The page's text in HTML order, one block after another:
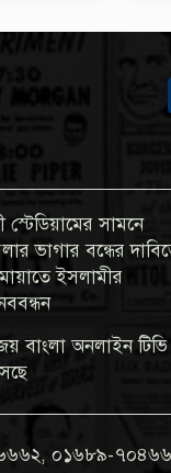
স্টেডিয়ামের সামনে
ভাগার বন্ধের
ইসলামীর
বাংলা অনলাইন টিভি
০১৬৮৯-